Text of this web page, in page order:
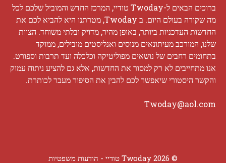
ברוכים הבאים ל-Twoday טודיי, המרכז החדש והמוביל שלכם לכל
מה שקורה בעולם היום. ב Twoday, מטרתנו היא להביא לכם את
החדשות העדכניות ביותר, באופן מהיר, מדויק ובלתי משוחד. הצוות
שלנו, המורכב מעיתונאים מנוסים ואנליסטים מובילים, ממוקד
בתחומים רחבים של נושאים מפוליטיקה וכלכלה ועד תרבות וספורט.
אנו מתחייבים לא רק למסור את החדשות, אלא גם להציע ניתוח עמוק
והקשר היסטורי שיאפשר לכם להבין את הסיפור מעבר לכותרת.
Twoday@aol.com
© 2026 Twoday טודיי - הודעות משפטיות